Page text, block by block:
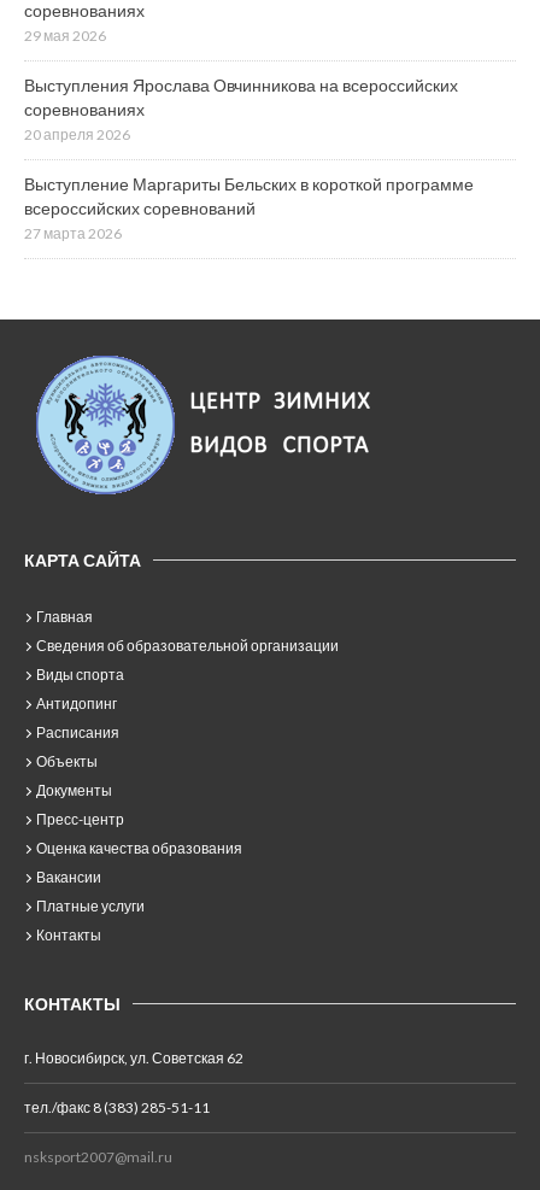
соревнованиях
29 мая 2026
Выступления Ярослава Овчинникова на всероссийских
соревнованиях
20 апреля 2026
Выступление Маргариты Бельских в короткой программе
всероссийских соревнований
27 марта 2026
КАРТА САЙТА
Главная
Сведения об образовательной организации
Виды спорта
Антидопинг
Расписания
Объекты
Документы
Пресс-центр
Оценка качества образования
Вакансии
Платные услуги
Контакты
КОНТАКТЫ
г. Новосибирск, ул. Советская 62
тел./факс 8 (383) 285-51-11
nsksport2007@mail.ru